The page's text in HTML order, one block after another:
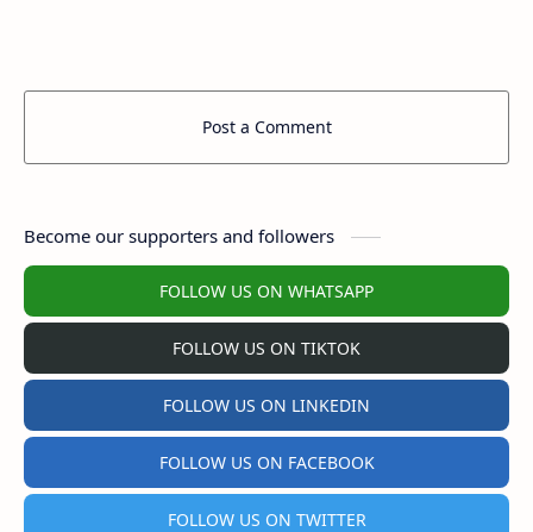
Post a Comment
Become our supporters and followers
FOLLOW US ON WHATSAPP
FOLLOW US ON TIKTOK
FOLLOW US ON LINKEDIN
FOLLOW US ON FACEBOOK
FOLLOW US ON TWITTER